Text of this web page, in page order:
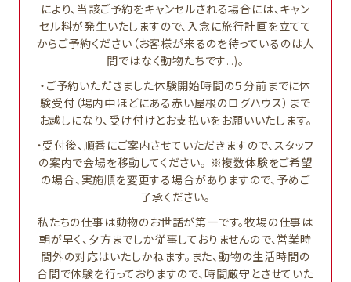
により、当該ご予約をキャンセルされる場合には、キャン
セル料が発生いたしますので、入念に旅行計画を立てて
からご予約ください（お客様が来るのを待っているのは人
間ではなく動物たちです…)。
・ご予約いただきました体験開始時間の５分前までに体
験受付（場内中ほどにある赤い屋根のログハウス）まで
お越しになり、受け付けとお支払いをお願いいたします。
・受付後、順番にご案内させていただきますので、スタッフ
の案内で会場を移動してください。 ※複数体験をご希望
の場合、実施順を変更する場合がありますので、予めご
了承ください。
私たちの仕事は動物のお世話が第一です。牧場の仕事は
朝が早く、夕方までしか従事しておりませんので、営業時
間外の対応はいたしかねます。また、動物の生活時間の
合間で体験を行っておりますので、時間厳守とさせていた